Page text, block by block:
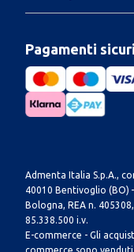
Pagamenti sicuri
Admenta Italia S.p.A.,
40010 Bentivoglio (BO)
Bologna, REA n.
85.338.500 i.v.
E-commerce - Gli